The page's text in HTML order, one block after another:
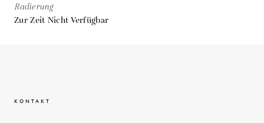
Radierung
Zur Zeit Nicht Verfügbar
KONTAKT